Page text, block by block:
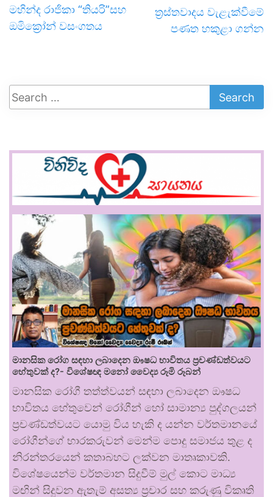
මහින්ද රාජිකා “තියරි”සහ
ඔමික්‍රෝන් වසංගතය
ත්‍රස්තවාදය වැළැක්වීමේ
පණත හකුළා ගන්න
මානසික රෝග සඳහා ලබාදෙන ඖෂධ භාවිතය ප්‍රචණ්ඩත්වයට
හේතුවක් ද?- විශේෂඥ මනෝ වෛද්‍ය රූමි රූබන්
මානසික රෝගී තත්ත්වයන් සඳහා ලබාදෙන ඖෂධ
භාවිතය හේතුවෙන් රෝගීන් හෝ සාමාන්‍ය පුද්ගලයන්
ප්‍රචණ්ඩත්වයට යොමු විය හැකි ද යන්න වර්තමානයේ
රෝගීන්ගේ භාරකරුවන් මෙන්ම පොදු සමාජය තුළ ද
නිරන්තරයෙන් කතාබහට ලක්වන මාතෘකාවකි.
විශේෂයෙන්ම වර්තමාන සිදුවීම් මුල් කොට මාධ්‍ය
මඟින් සිදුවන ඇතැම් අසත්‍ය ප්‍රචාර සහ කරුණු විකෘති